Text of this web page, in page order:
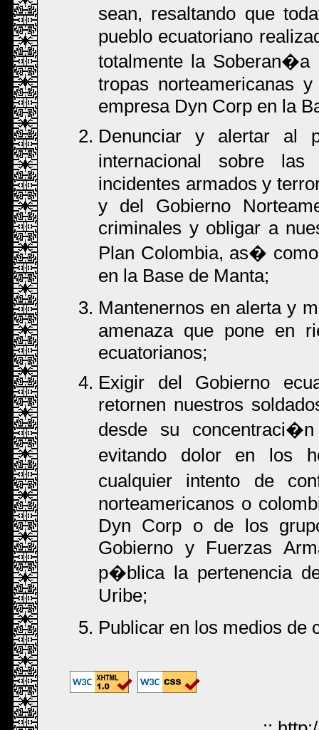
sean, resaltando que
pueblo ecuatoriano
totalmente la Soberan�a
tropas norteamericanas
empresa Dyn Corp en la
Denunciar y alertar al
internacional sobre
incidentes armados y
y del Gobierno
criminales y obligar a
Plan Colombia, as�
en la Base de Manta;
Mantenernos en alerta y
amenaza que pone en
ecuatorianos;
Exigir del Gobierno
retornen nuestros
desde su
evitando dolor en los
cualquier intento de
norteamericanos o
Dyn Corp o de los
Gobierno y Fuerzas
p�blica la pertenencia
Uribe;
Publicar en los medios